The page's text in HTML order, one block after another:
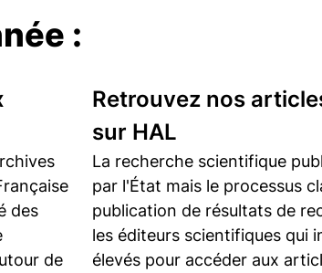
:
des
de
Retrouvez nos
sur HAL
La recherche scientifique
par l'État mais le processus
publication de résultats de
les éditeurs scientifiques qui
élevés pour accéder aux